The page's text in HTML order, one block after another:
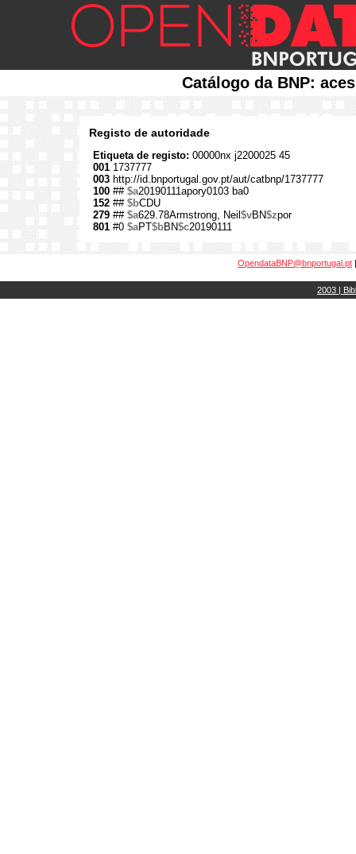
Catálogo da BNP:
Registo de autoridade
Etiqueta de registo: 00000nx j2200025 45
001 1737777
003 http://id.bnportugal.gov.pt/aut/catbnp/1737777
100 ## $a20190111apory0103 ba0
152 ## $bCDU
279 ## $a629.78Armstrong, Neil $vBN$zpor
801 #0 $aPT$bBN$c20190111
OpendataBNP@bnportugal.pt
2003 |